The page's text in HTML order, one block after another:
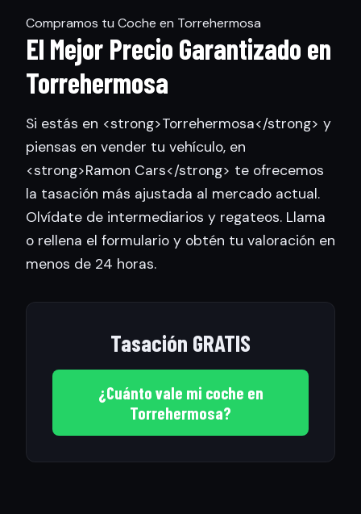
Compramos tu Coche en Torrehermosa
El Mejor Precio Garantizado en
Torrehermosa
Si estás en <strong>Torrehermosa</strong> y
piensas en vender tu vehículo, en
<strong>Ramon Cars</strong> te ofrecemos
la tasación más ajustada al mercado actual.
Olvídate de intermediarios y regateos. Llama
o rellena el formulario y obtén tu valoración en
menos de 24 horas.
Tasación GRATIS
¿Cuánto vale mi coche en
Torrehermosa?